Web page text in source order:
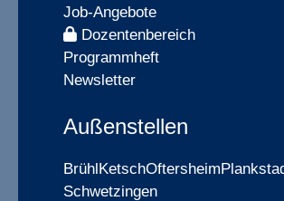
Job-Angebote
Dozentenbereich
Programmheft
Newsletter
Außenstellen
BrühlKetschOftersheim
Schwetzingen